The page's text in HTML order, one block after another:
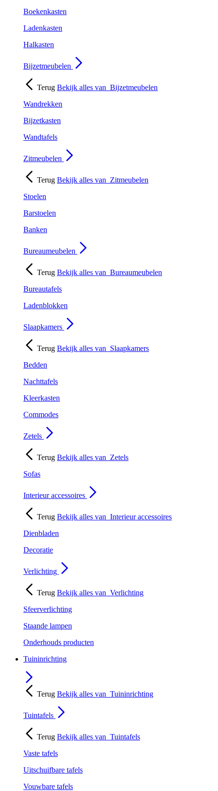
Boekenkasten
Ladenkasten
Halkasten
Bijzetmeubelen
Terug Bekijk alles van Bijzetmeubelen
Wandrekken
Bijzetkasten
Wandtafels
Zitmeubelen
Terug Bekijk alles van Zitmeubelen
Stoelen
Barstoelen
Banken
Bureaumeubelen
Terug Bekijk alles van Bureaumeubelen
Bureautafels
Ladenblokken
Slaapkamers
Terug Bekijk alles van Slaapkamers
Bedden
Nachttafels
Kleerkasten
Commodes
Zetels
Terug Bekijk alles van Zetels
Sofas
Interieur accessoires
Terug Bekijk alles van Interieur accessoires
Dienbladen
Decoratie
Verlichting
Terug Bekijk alles van Verlichting
Sfeerverlichting
Staande lampen
Onderhouds producten
Tuininrichting
Terug Bekijk alles van Tuininrichting
Tuintafels
Terug Bekijk alles van Tuintafels
Vaste tafels
Uitschuifbare tafels
Vouwbare tafels